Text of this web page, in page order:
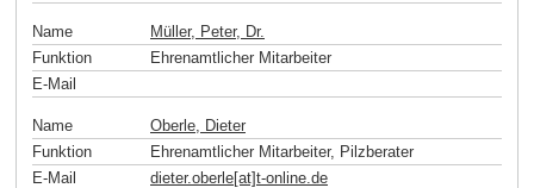
Name
Müller, Peter, Dr.
Funktion
Ehrenamtlicher Mitarbeiter
E-Mail
Name
Oberle, Dieter
Funktion
Ehrenamtlicher Mitarbeiter, Pilzberater
E-Mail
dieter.oberle[at]t-online de